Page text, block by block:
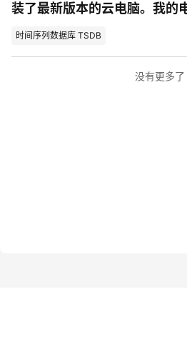
装了最新版本的云电脑。我的
怎么回事？
时间序列数据库 TSDB
没有更多了